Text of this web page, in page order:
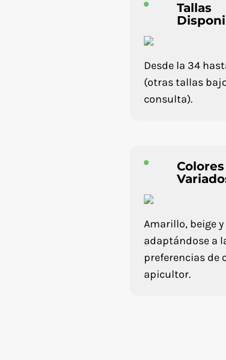
Tallas
Desde la 34
(otras tallas
consulta).
Colores
Amarillo, beige
adaptándose a
preferencias de
apicultor.